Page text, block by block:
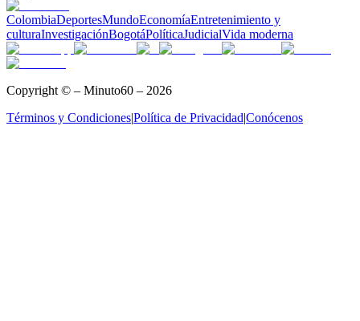
ColombiaDeportesMundoEconomíaEntretenimiento y
culturaInvestigaciónBogotáPolíticaJudicialVida moderna
Copyright © – Minuto60 – 2026
Términos y Condiciones|Política de Privacidad|Conócenos